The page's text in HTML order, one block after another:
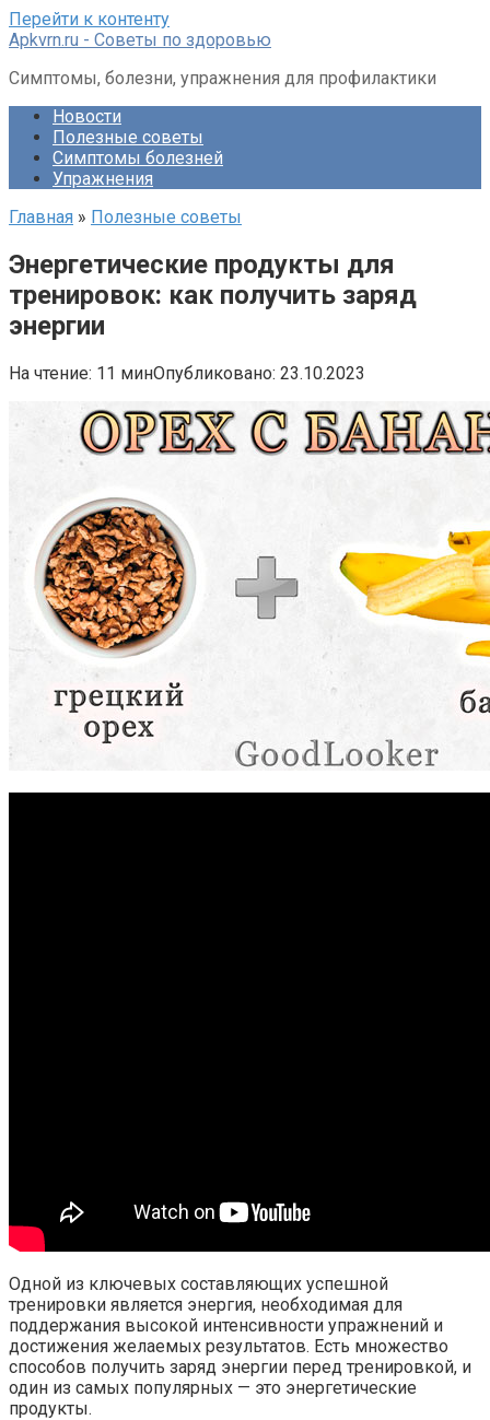
Перейти к контенту
Apkvrn.ru - Советы по здоровью
Симптомы, болезни, упражнения для профилактики
Новости
Полезные советы
Симптомы болезней
Упражнения
Главная » Полезные советы
Энергетические продукты для
тренировок: как получить заряд
энергии
На чтение: 11 минОпубликовано: 23.10.2023
Одной из ключевых составляющих успешной
тренировки является энергия, необходимая для
поддержания высокой интенсивности упражнений и
достижения желаемых результатов. Есть множество
способов получить заряд энергии перед тренировкой, и
один из самых популярных — это энергетические
продукты.